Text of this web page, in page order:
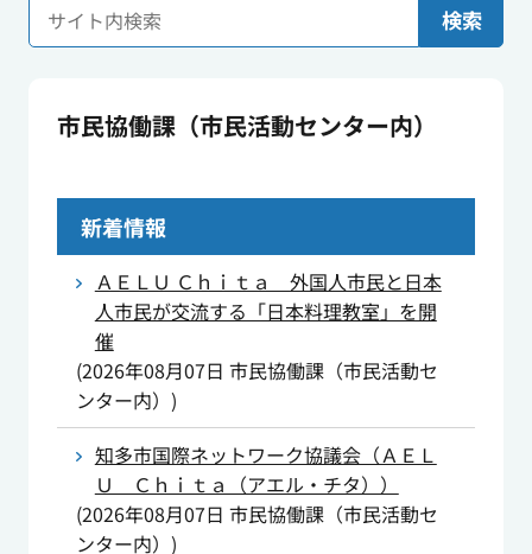
検索
市民協働課（市民活動センター内）
新着情報
ＡＥＬＵ Ｃｈｉｔａ 外国人市民と日本
人市民が交流する「日本料理教室」を開
催
(2026年08月07日 市民協働課（市民活動セ
ンター内） )
知多市国際ネットワーク協議会（ＡＥＬ
Ｕ Ｃｈｉｔａ（アエル・チタ））
(2026年08月07日 市民協働課（市民活動セ
ンター内） )